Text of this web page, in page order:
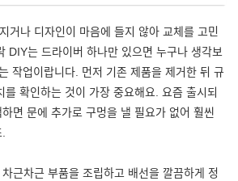
디자인이 마음에 들지 않아 교체를 고민
DIY는 드라이버 하나만 있으면 누구나 생각보
작업이랍니다. 먼저 기존 제품을 제거한 뒤 규
확인하는 것이 가장 중요해요. 요즘 출시되
문에 추가로 구멍을 낼 필요가 없어 훨씬
부품을 조립하고 배선을 깔끔하게 정